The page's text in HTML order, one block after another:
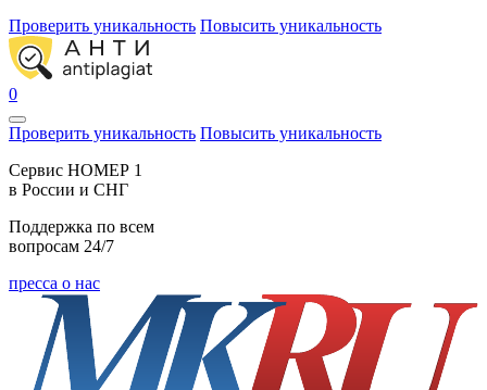
Проверить уникальность Повысить уникальность
0
Проверить уникальность Повысить уникальность
Cервис НОМЕР 1
в России и СНГ
Поддержка по всем
вопросам 24/7
пресса о нас